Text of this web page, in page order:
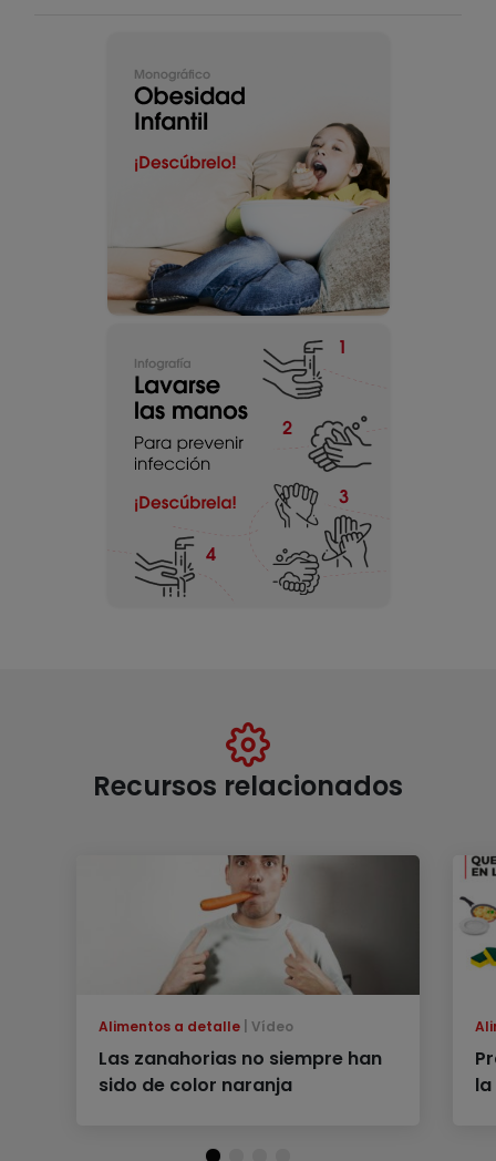
Recursos relacionados
Alimentos a detalle Vídeo
Las zanahorias no siempre han
sido de color naranja